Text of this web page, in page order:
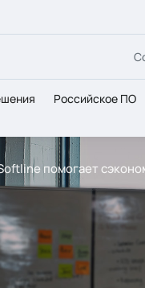
Российское ПО
помогает